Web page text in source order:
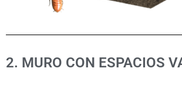
2. MURO CON ESPACIOS